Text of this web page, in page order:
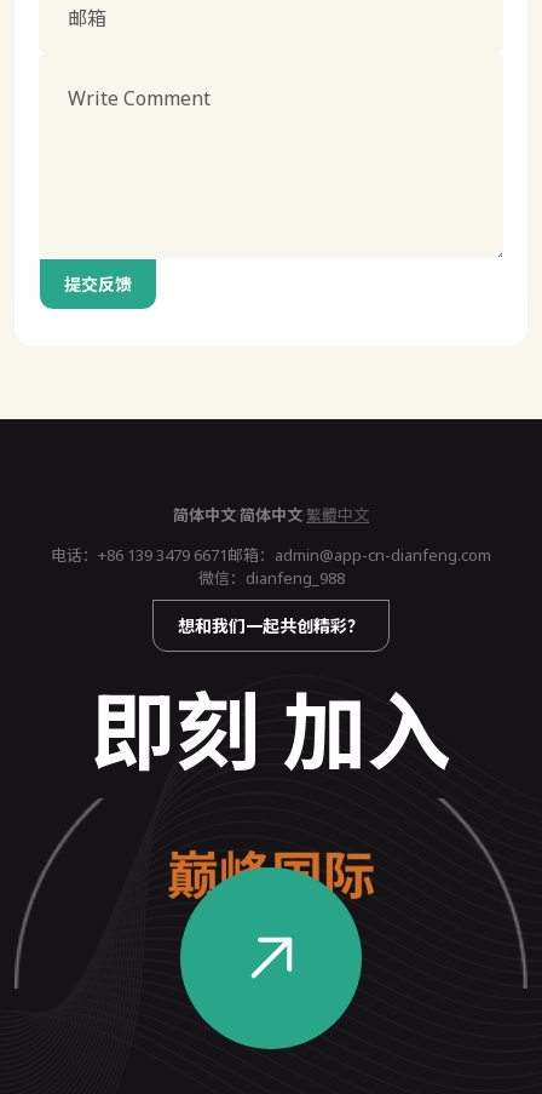
提交反馈
简体中文·简体中文·繁體中文
电话： +86 139 3479 6671邮箱： admin@app-cn-dianfeng.com
微信：dianfeng_988
想和我们一起共创精彩？
即刻 加入